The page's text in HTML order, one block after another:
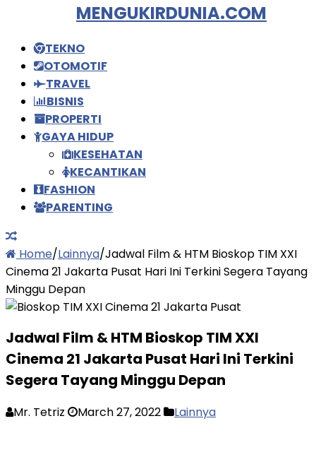
MENGUKIRDUNIA.COM
TEKNO
OTOMOTIF
TRAVEL
BISNIS
PROPERTI
GAYA HIDUP
KESEHATAN
KECANTIKAN
FASHION
PARENTING
Home/Lainnya/Jadwal Film & HTM Bioskop TIM XXI
Cinema 21 Jakarta Pusat Hari Ini Terkini Segera Tayang
Minggu Depan
Jadwal Film & HTM Bioskop TIM XXI
Cinema 21 Jakarta Pusat Hari Ini Terkini
Segera Tayang Minggu Depan
Mr. Tetriz March 27, 2022 Lainnya